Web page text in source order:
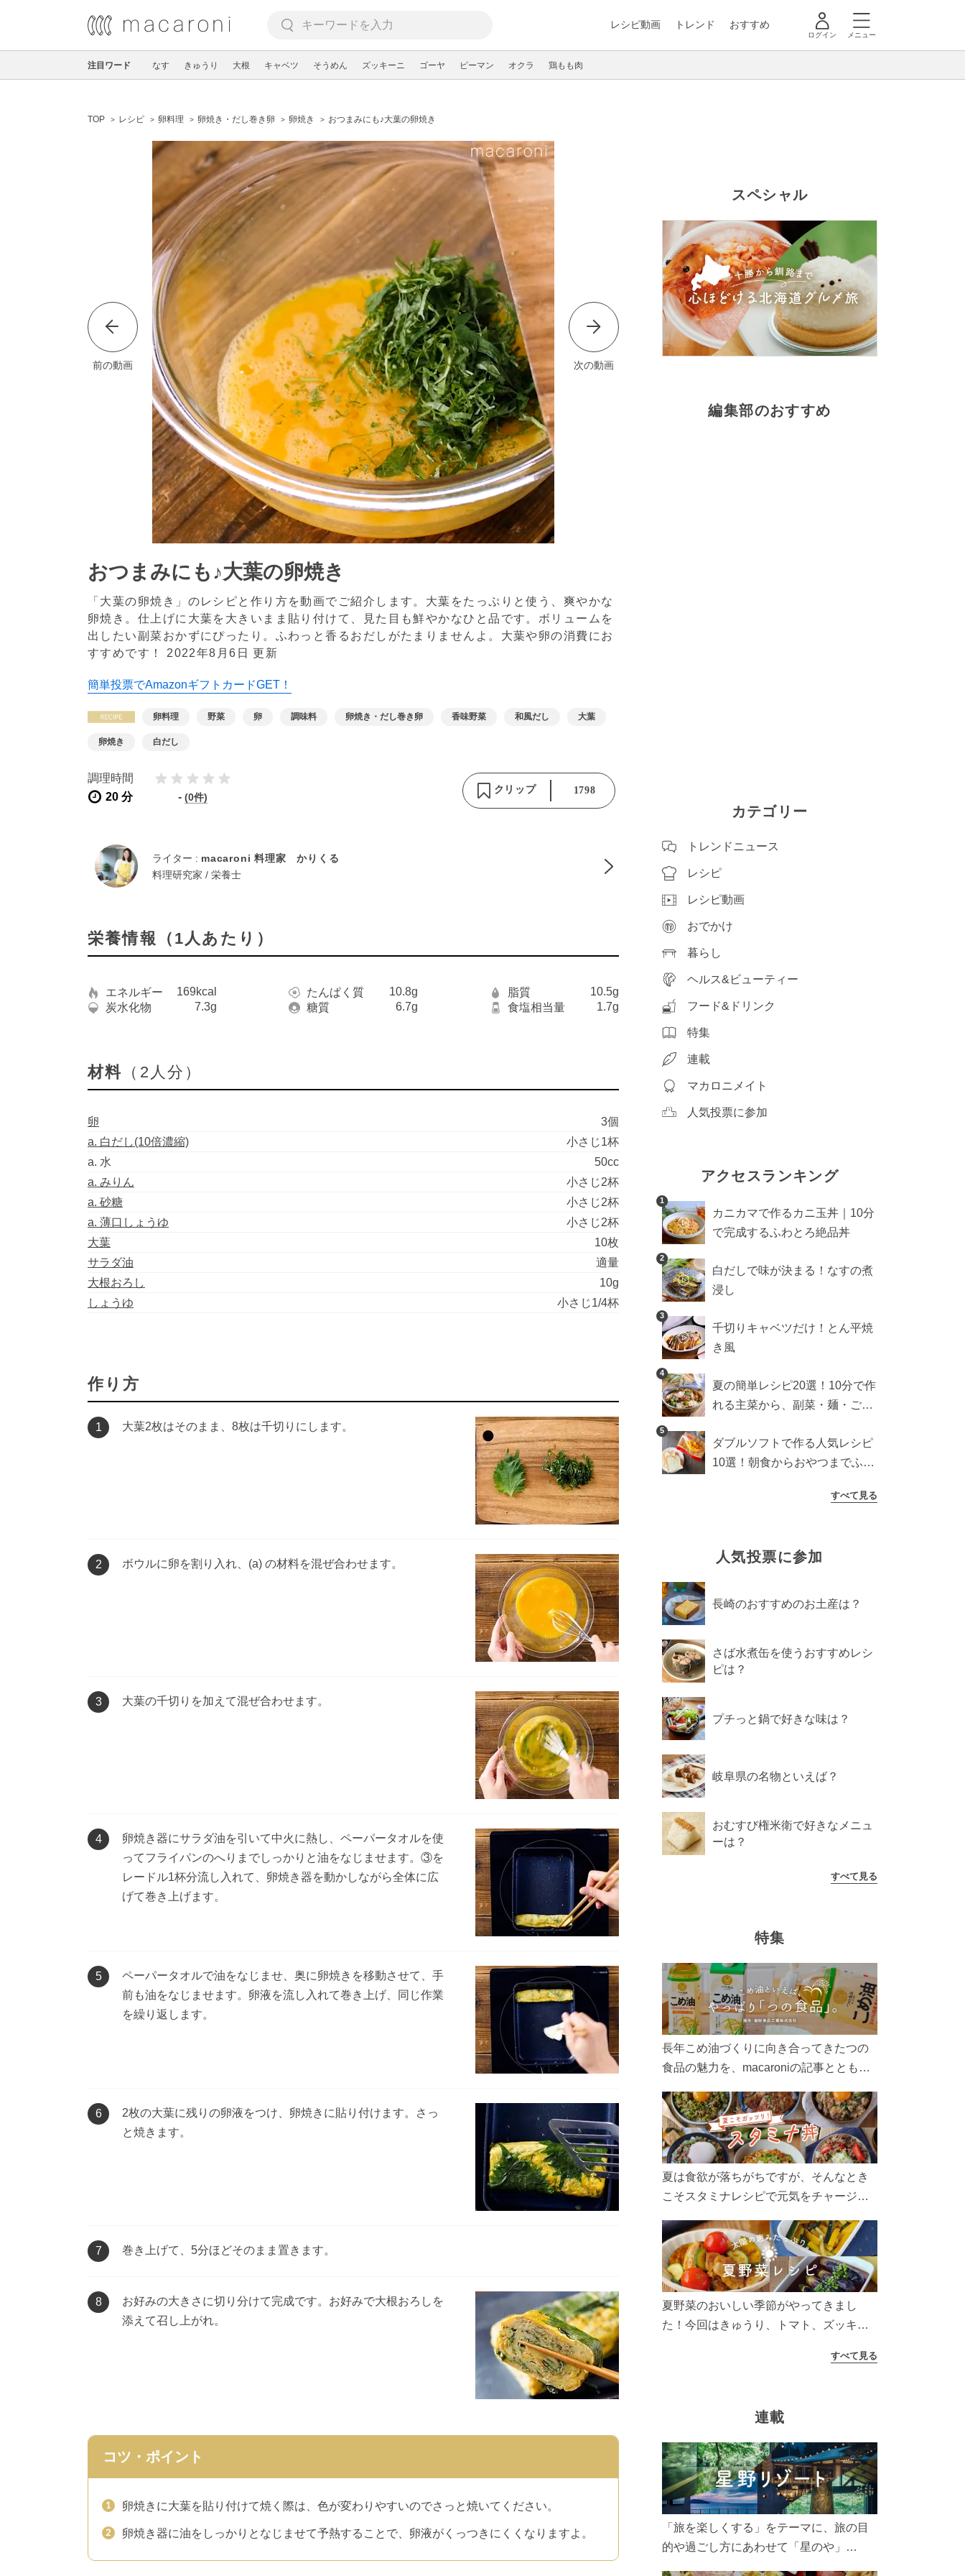
レシピ動画 トレンド おすすめ
ログイン メニュー
注目ワード なす きゅうり 大根 キャベツ そうめん ズッキーニ ゴーヤ ピーマン オクラ 鶏もも肉
TOP レシピ 卵料理 卵焼き・だし巻き卵 卵焼き おつまみにも♪大葉の卵焼き
前の動画 次の動画
おつまみにも♪大葉の卵焼き
「大葉の卵焼き」のレシピと作り方を動画でご紹介します。大葉をたっぷりと使う、爽やかな
卵焼き。仕上げに大葉を大きいまま貼り付けて、見た目も鮮やかなひと品です。ボリュームを
出したい副菜おかずにぴったり。ふわっと香るおだしがたまりませんよ。大葉や卵の消費にお
すすめです！ 2022年8月6日 更新
簡単投票でAmazonギフトカードGET！
卵料理 野菜 卵 調味料 卵焼き・だし巻き卵 香味野菜 和風だし 大葉
卵焼き 白だし
調理時間
20 分
- (0件)
クリップ 1798
ライター : macaroni 料理家 かりくる
料理研究家 / 栄養士
栄養情報（1人あたり）
エネルギー 169kcal たんぱく質 10.8g 脂質
10.5g
炭水化物
7.3g 糖質 6.7g 食塩相当量 1.7g
材料 （2人分）
卵
3個
a. 白だし(10倍濃縮)
小さじ1杯
a. 水
50cc
a. みりん
小さじ2杯
a. 砂糖
小さじ2杯
a. 薄口しょうゆ
小さじ2杯
大葉
10枚
サラダ油
適量
大根おろし
10g
しょうゆ
小さじ1/4杯
作り方
1 大葉2枚はそのまま、8枚は千切りにします。
2 ボウルに卵を割り入れ、(a) の材料を混ぜ合わせます。
3 大葉の千切りを加えて混ぜ合わせます。
4
卵焼き器にサラダ油を引いて中火に熱し、ペーパータオルを使
ってフライパンのへりまでしっかりと油をなじませます。③を
レードル1杯分流し入れて、卵焼き器を動かしながら全体に広
げて巻き上げます。
5
ペーパータオルで油をなじませ、奥に卵焼きを移動させて、手
前も油をなじませます。卵液を流し入れて巻き上げ、同じ作業
を繰り返します。
6
2枚の大葉に残りの卵液をつけ、卵焼きに貼り付けます。さっ
と焼きます。
7 巻き上げて、5分ほどそのまま置きます。
8
お好みの大きさに切り分けて完成です。お好みで大根おろしを
添えて召し上がれ。
コツ・ポイント
卵焼きに大葉を貼り付けて焼く際は、色が変わりやすいのでさっと焼いてください。
卵焼き器に油をしっかりとなじませて予熱することで、卵液がくっつきにくくなりますよ。
スペシャル
編集部のおすすめ
カテゴリー
トレンドニュース
レシピ
レシピ動画
おでかけ
暮らし
ヘルス&ビューティー
フード&ドリンク
特集
連載
マカロニメイト
人気投票に参加
アクセスランキング
1
カニカマで作るカニ玉丼｜10分
で完成するふわとろ絶品丼
2
白だしで味が決まる！なすの煮
浸し
3
千切りキャベツだけ！とん平焼
き風
4
夏の簡単レシピ20選！10分で作
れる主菜から、副菜・麺・ごは
5
ダブルソフトで作る人気レシピ
10選！朝食からおやつまでふん
すべて見る
人気投票に参加
長崎のおすすめのお土産は？
さば水煮缶を使うおすすめレシ
ピは？
プチっと鍋で好きな味は？
岐阜県の名物といえば？
おむすび権米衛で好きなメニュ
ーは？
すべて見る
特集
長年こめ油づくりに向き合ってきたつの
食品の魅力を、macaroniの記事とともに
ん、製造現場や品質へのこだわりまで。
こめ油をもっと好きになるコンテンツを
ぜひお楽しみください。
夏は食欲が落ちがちですが、そんなとき
こそスタミナレシピで元気をチャージ！
リ食べて、夏バテを吹き飛ばしましょ
う！
夏野菜のおいしい季節がやってきまし
た！今回はきゅうり、トマト、ズッキー
太陽の光をたっぷりあびた夏野菜は栄養
すべて見る
連載
「旅を楽しくする」をテーマに、旅の目
的や過ごし方にあわせて「星のや」